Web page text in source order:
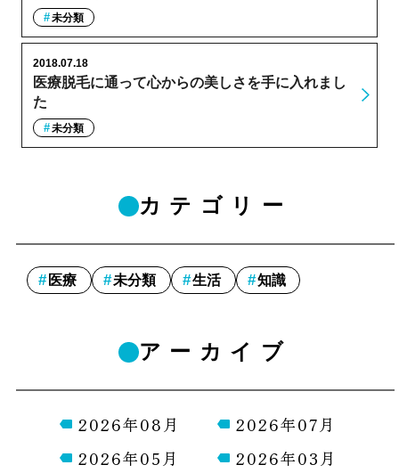
未分類
医療脱毛に通って心からの美しさを手に入れまし
た
2018.07.18
未分類
カテゴリー
医療 未分類 生活 知識
アーカイブ
2026年08月
2026年07月
2026年05月
2026年03月